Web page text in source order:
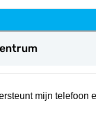
mijn telefoon